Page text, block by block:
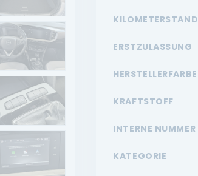
KILOMETERSTAND
ERSTZULASSUNG
HERSTELLERFARBE
KRAFTSTOFF
INTERNE NUMMER
KATEGORIE